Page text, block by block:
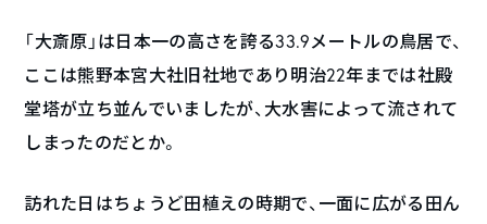
「大斎原」は日本一の高さを誇る33.9メートルの鳥居で、
ここは熊野本宮大社旧社地であり明治22年までは社殿
堂塔が立ち並んでいましたが、大水害によって流されて
しまったのだとか。
訪れた日はちょうど田植えの時期で、一面に広がる田ん